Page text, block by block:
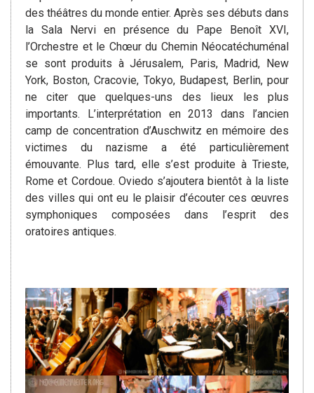
des théâtres du monde entier. Après ses débuts dans
la Sala Nervi en présence du Pape Benoît XVI,
l’Orchestre et le Chœur du Chemin Néocatéchuménal
se sont produits à Jérusalem, Paris, Madrid, New
York, Boston, Cracovie, Tokyo, Budapest, Berlin, pour
ne citer que quelques-uns des lieux les plus
importants. L’interprétation en 2013 dans l’ancien
camp de concentration d’Auschwitz en mémoire des
victimes du nazisme a été particulièrement
émouvante. Plus tard, elle s’est produite à Trieste,
Rome et Cordoue. Oviedo s’ajoutera bientôt à la liste
des villes qui ont eu le plaisir d’écouter ces œuvres
symphoniques composées dans l’esprit des
oratoires antiques.